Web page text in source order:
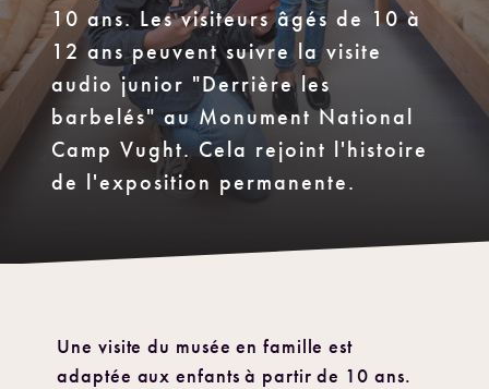
10 ans. Les visiteurs âgés de 10 à
12 ans peuvent suivre la visite
audio junior "Derrière les
barbelés" au Monument National
Camp Vught. Cela rejoint l'histoire
de l'exposition permanente.
Une visite du musée en famille est
adaptée aux enfants à partir de 10 ans.